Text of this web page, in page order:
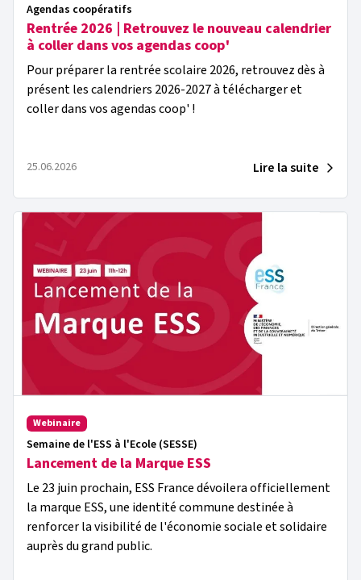
Agendas coopératifs
Rentrée 2026 | Retrouvez le nouveau calendrier
à coller dans vos agendas coop'
Pour préparer la rentrée scolaire 2026, retrouvez dès à
présent les calendriers 2026-2027 à télécharger et
coller dans vos agendas coop' !
25.06.2026 Lire la suite
Webinaire
Semaine de l'ESS à l'Ecole (SESSE)
Lancement de la Marque ESS
Le 23 juin prochain, ESS France dévoilera officiellement
la marque ESS, une identité commune destinée à
renforcer la visibilité de l'économie sociale et solidaire
auprès du grand public.